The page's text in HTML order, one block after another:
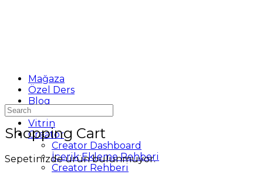
Mağaza
Özel Ders
Blog
Destek
Vitrin
Creator
Creator Dashboard
İçerik Ekleme Rehberi
Creator Rehberi
Shopping Cart
Sepetinizde ürün bulunmuyor.
Search
for: